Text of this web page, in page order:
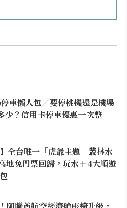
車懶人包／要停桃機還是機場
少？信用卡停車優惠一次整
全台唯一「虎爺主題」叢林水
地免門票回歸，玩水＋4大順遊